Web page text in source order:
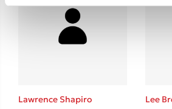
Lawrence Shapiro Lee